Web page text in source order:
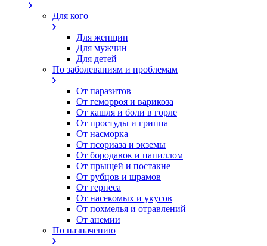
Для кого
Для женщин
Для мужчин
Для детей
По заболеваниям и проблемам
От паразитов
Oт геморроя и варикоза
От кашля и боли в горле
От простуды и гриппа
От насморка
Oт псориаза и экземы
От бородавок и папиллом
От прыщей и постакне
От рубцов и шрамов
От герпеса
От насекомых и укусов
От похмелья и отравлений
От анемии
По назначению